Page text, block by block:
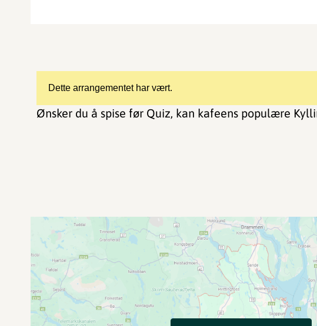
Dette arrangementet har vært.
Ønsker du å spise før Quiz, kan kafeens populære